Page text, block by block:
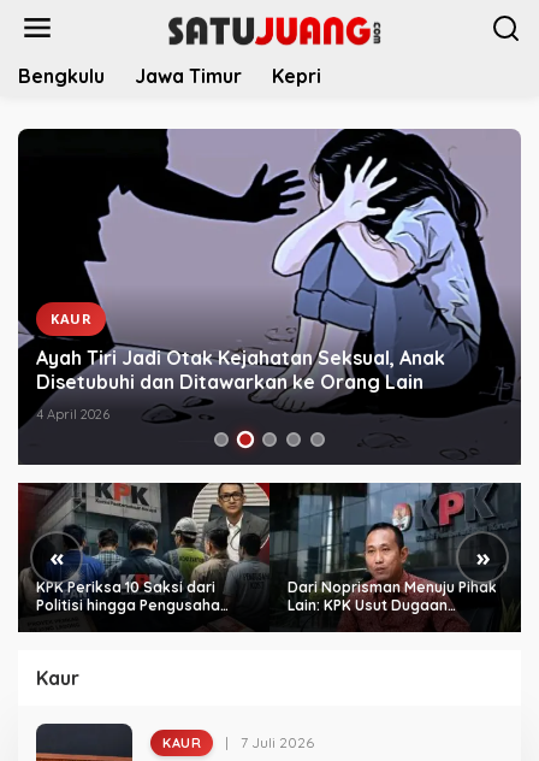
Bengkulu Jawa Timur Kepri
KAUR
Ayah Tiri Jadi Otak Kejahatan Seksual, Anak
Disetubuhi dan Ditawarkan ke Orang Lain
4 April 2026
« »
KPK Periksa 10 Saksi dari
Politisi hingga Pengusaha
Dari Noprisman Menuju Pihak
Lain: KPK Usut Dugaan
Pengondisian Proyek di
Kaur
KAUR | 7 Juli 2026
O